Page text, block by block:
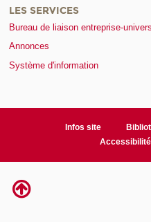
LES SERVICES
Bureau de liaison entreprise-
Annonces
Système d'information
Infos site